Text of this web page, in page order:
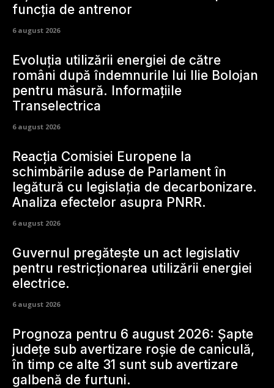
funcția de antrenor
6 august 2026
Evoluția utilizării energiei de către
români după îndemnurile lui Ilie Bolojan
pentru măsură. Informațiile
Transelectrica
6 august 2026
Reacția Comisiei Europene la
schimbările aduse de Parlament în
legătură cu legislația de decarbonizare.
Analiza efectelor asupra PNRR.
6 august 2026
Guvernul pregătește un act legislativ
pentru restricționarea utilizării energiei
electrice.
6 august 2026
Prognoza pentru 6 august 2026: Șapte
județe sub avertizare roșie de caniculă,
în timp ce alte 31 sunt sub avertizare
galbenă de furtuni.